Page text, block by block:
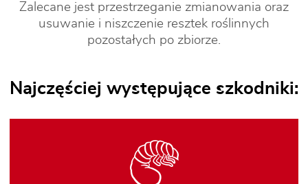
Zalecane jest przestrzeganie zmianowania oraz
usuwanie i niszczenie resztek roślinnych
pozostałych po zbiorze.
Najczęściej występujące szkodniki: